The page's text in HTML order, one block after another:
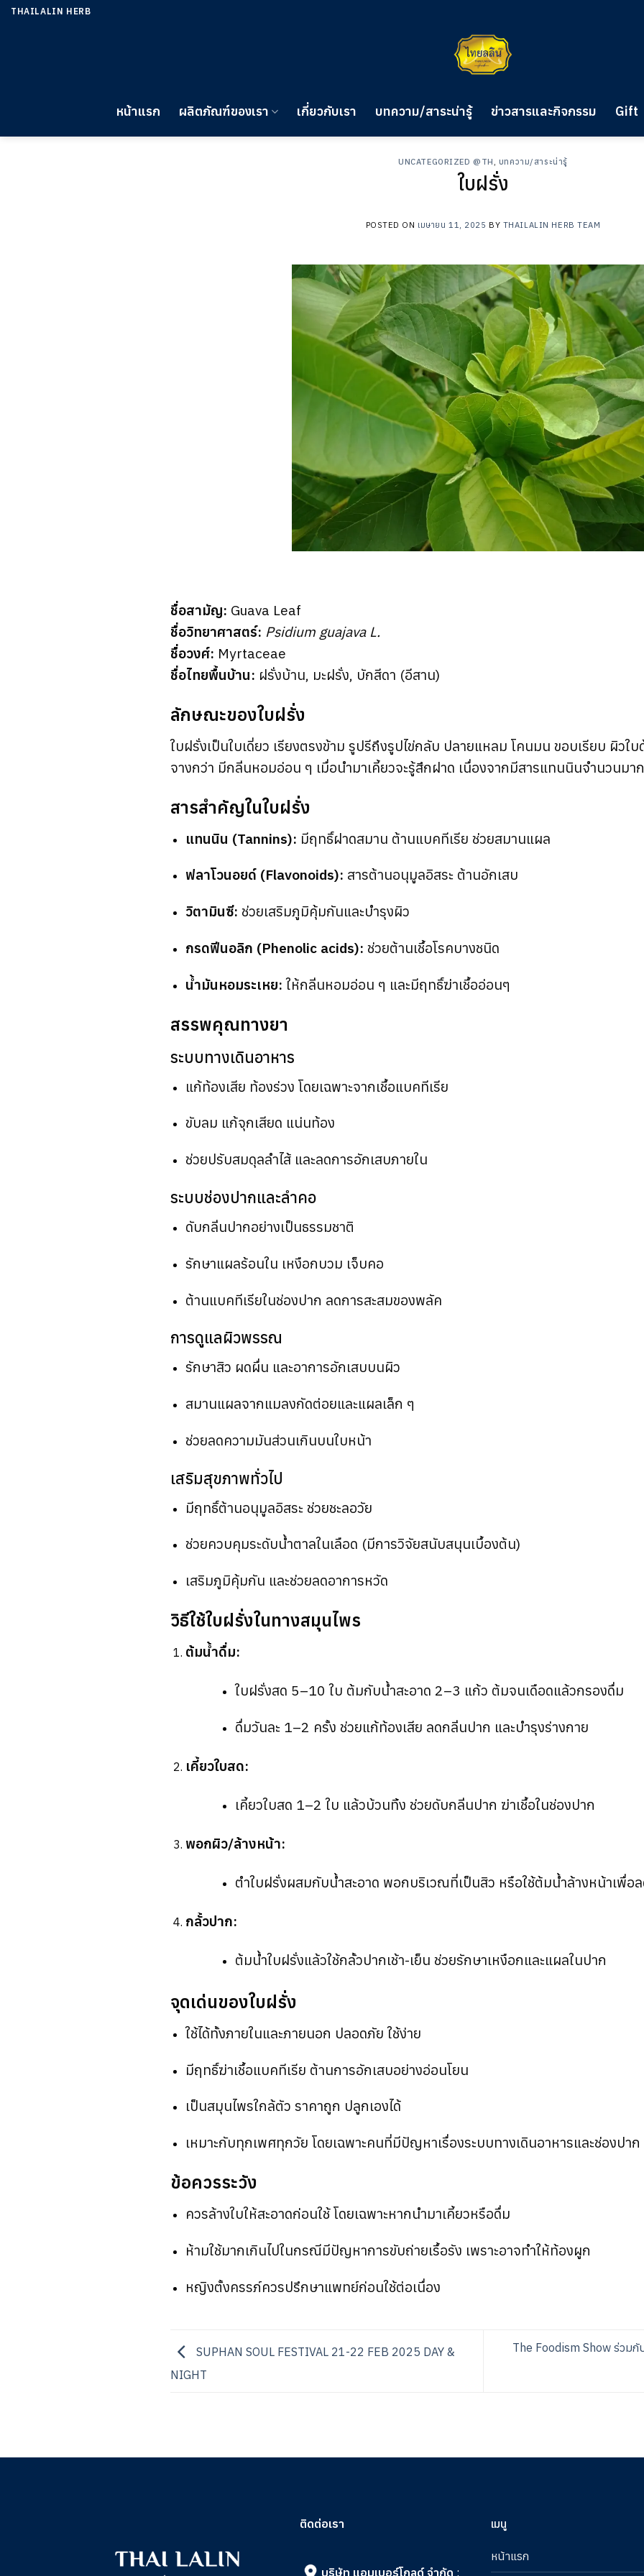
ข้ามTHAILALIN HERB
หน้าแรก ผลิตภัณฑ์ของเรา เกี่ยวกับเรา บทความ/สาระน่ารู้ ข่าวสารและกิจกรรม Gift
UNCATEGORIZED @TH, บทความ/สาระน่ารู้
ใบฝรั่ง
POSTED ON เมษายน 11, 2025 BY THAILALIN HERB TEAM
ชื่อสามัญ: Guava Leaf
ชื่อวิทยาศาสตร์: Psidium guajava L.
ชื่อวงศ์: Myrtaceae
ชื่อไทยพื้นบ้าน: ฝรั่งบ้าน, มะฝรั่ง, บักสีดา (อีสาน)
ลักษณะของใบฝรั่ง
ใบฝรั่งเป็นใบเดี่ยว เรียงตรงข้าม รูปรีถึงรูปไข่กลับ ปลายแหลม โคนมน ขอบเรียบ ผิวใ
จางกว่า มีกลิ่นหอมอ่อน ๆ เมื่อนำมาเคี้ยวจะรู้สึกฝาด เนื่องจากมีสารแทนนินจำนวนมาก
สารสำคัญในใบฝรั่ง
แทนนิน (Tannins): มีฤทธิ์ฝาดสมาน ต้านแบคทีเรีย ช่วยสมานแผล
ฟลาโวนอยด์ (Flavonoids): สารต้านอนุมูลอิสระ ต้านอักเสบ
วิตามินซี: ช่วยเสริมภูมิคุ้มกันและบำรุงผิว
กรดฟีนอลิก (Phenolic acids): ช่วยต้านเชื้อโรคบางชนิด
น้ำมันหอมระเหย: ให้กลิ่นหอมอ่อน ๆ และมีฤทธิ์ฆ่าเชื้ออ่อนๆ
สรรพคุณทางยา
ระบบทางเดินอาหาร
แก้ท้องเสีย ท้องร่วง โดยเฉพาะจากเชื้อแบคทีเรีย
ขับลม แก้จุกเสียด แน่นท้อง
ช่วยปรับสมดุลลำไส้ และลดการอักเสบภายใน
ระบบช่องปากและลำคอ
ดับกลิ่นปากอย่างเป็นธรรมชาติ
รักษาแผลร้อนใน เหงือกบวม เจ็บคอ
ต้านแบคทีเรียในช่องปาก ลดการสะสมของพลัค
การดูแลผิวพรรณ
รักษาสิว ผดผื่น และอาการอักเสบบนผิว
สมานแผลจากแมลงกัดต่อยและแผลเล็ก ๆ
ช่วยลดความมันส่วนเกินบนใบหน้า
เสริมสุขภาพทั่วไป
มีฤทธิ์ต้านอนุมูลอิสระ ช่วยชะลอวัย
ช่วยควบคุมระดับน้ำตาลในเลือด (มีการวิจัยสนับสนุนเบื้องต้น)
เสริมภูมิคุ้มกัน และช่วยลดอาการหวัด
วิธีใช้ใบฝรั่งในทางสมุนไพร
ต้มน้ำดื่ม:
ใบฝรั่งสด 5–10 ใบ ต้มกับน้ำสะอาด 2–3 แก้ว ต้มจนเดือดแล้วกรองดื่ม
ดื่มวันละ 1–2 ครั้ง ช่วยแก้ท้องเสีย ลดกลิ่นปาก และบำรุงร่างกาย
เคี้ยวใบสด:
เคี้ยวใบสด 1–2 ใบ แล้วบ้วนทิ้ง ช่วยดับกลิ่นปาก ฆ่าเชื้อในช่องปาก
พอกผิว/ล้างหน้า:
ตำใบฝรั่งผสมกับน้ำสะอาด พอกบริเวณที่เป็นสิว หรือใช้ต้มน้ำล้างหน้าเพื่อ
กลั้วปาก:
ต้มน้ำใบฝรั่งแล้วใช้กลั้วปากเช้า-เย็น ช่วยรักษาเหงือกและแผลในปาก
จุดเด่นของใบฝรั่ง
ใช้ได้ทั้งภายในและภายนอก ปลอดภัย ใช้ง่าย
มีฤทธิ์ฆ่าเชื้อแบคทีเรีย ต้านการอักเสบอย่างอ่อนโยน
เป็นสมุนไพรใกล้ตัว ราคาถูก ปลูกเองได้
เหมาะกับทุกเพศทุกวัย โดยเฉพาะคนที่มีปัญหาเรื่องระบบทางเดินอาหารและช่องปาก
ข้อควรระวัง
ควรล้างใบให้สะอาดก่อนใช้ โดยเฉพาะหากนำมาเคี้ยวหรือดื่ม
ห้ามใช้มากเกินไปในกรณีมีปัญหาการขับถ่ายเรื้อรัง เพราะอาจทำให้ท้องผูก
หญิงตั้งครรภ์ควรปรึกษาแพทย์ก่อนใช้ต่อเนื่อง
SUPHAN SOUL FESTIVAL 21-22 FEB 2025 DAY &
NIGHT
The Foodism Show ร่วม
ติดต่อเรา
บริษัท แอมเบอร์โกลด์ จำกัด :
เมนู
หน้าแรก